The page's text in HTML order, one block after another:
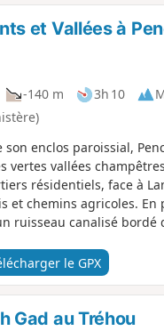
et Vallées à
-140 m 3h 10
son enclos paroissial,
vertes vallées
résidentiels, face à
et chemins agricoles.
ruisseau canalisé
le GPX
Gad au Tréhou